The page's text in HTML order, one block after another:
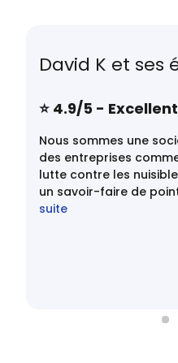
David K et ses
⭐️ 4.9/5 - Excellent
Nous sommes une
des entreprises
lutte contre les
un savoir-faire de
suite